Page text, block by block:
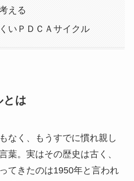
える
いＰＤＣＡサイクル
とは
なく、もうすでに慣れ親し
葉。実はその歴史は古く、
てきたのは1950年と言われ